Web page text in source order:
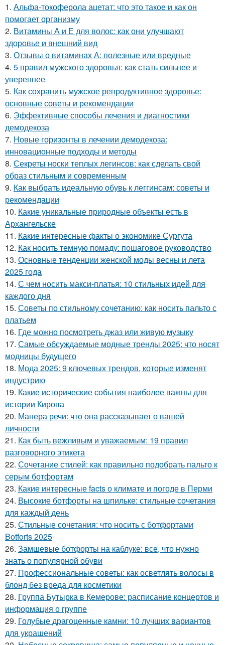
1. Альфа-токоферола ацетат: что это такое и как он
помогает организму
2. Витамины А и Е для волос: как они улучшают
здоровье и внешний вид
3. Отзывы о витаминах А: полезные или вредные
4. 5 правил мужского здоровья: как стать сильнее и
увереннее
5. Как сохранить мужское репродуктивное здоровье:
основные советы и рекомендации
6. Эффективные способы лечения и диагностики
демодекоза
7. Новые горизонты в лечении демодекоза:
инновационные подходы и методы
8. Секреты носки теплых легинсов: как сделать свой
образ стильным и современным
9. Как выбрать идеальную обувь к леггинсам: советы и
рекомендации
10. Какие уникальные природные объекты есть в
Архангельске
11. Какие интересные факты о экономике Сургута
12. Как носить темную помаду: пошаговое руководство
13. Основные тенденции женской моды весны и лета
2025 года
14. С чем носить макси-платья: 10 стильных идей для
каждого дня
15. Советы по стильному сочетанию: как носить пальто с
платьем
16. Где можно посмотреть джаз или живую музыку
17. Самые обсуждаемые модные тренды 2025: что носят
модницы будущего
18. Мода 2025: 9 ключевых трендов, которые изменят
индустрию
19. Какие исторические события наиболее важны для
истории Кирова
20. Манера речи: что она рассказывает о вашей
личности
21. Как быть вежливым и уважаемым: 19 правил
разговорного этикета
22. Сочетание стилей: как правильно подобрать пальто к
серым ботфортам
23. Какие интересные facts о климате и погоде в Перми
24. Высокие ботфорты на шпильке: стильные сочетания
для каждый день
25. Стильные сочетания: что носить с ботфортами
Botforts 2025
26. Замшевые ботфорты на каблуке: все, что нужно
знать о популярной обуви
27. Профессиональные советы: как осветлять волосы в
блонд без вреда для косметики
28. Группа Бутырка в Кемерове: расписание концертов и
информация о группе
29. Голубые драгоценные камни: 10 лучших вариантов
для украшений